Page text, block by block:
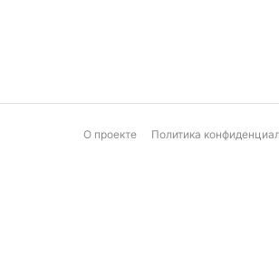
О проекте Политика